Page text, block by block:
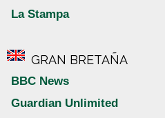
La Stampa
GRAN BRETAÑA
BBC News
Guardian Unlimited